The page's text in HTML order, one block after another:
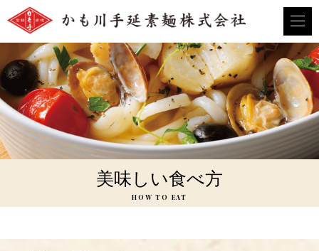
く
美味しい食べ方
HOW TO EAT